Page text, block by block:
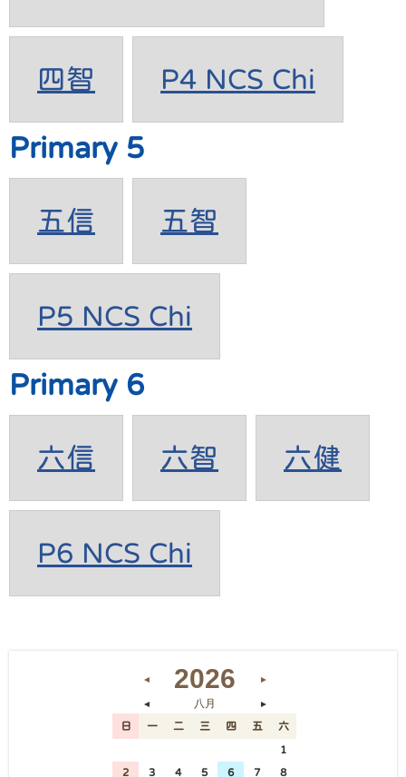
四智 P4 NCS Chi
Primary 5
五信 五智
P5 NCS Chi
Primary 6
六信 六智 六健
P6 NCS Chi
◄ 2026 ►
◄ 八月 ►
日 一 二 三 四 五 六
1
2 3 4 5 6 7 8